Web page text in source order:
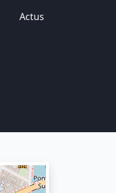
Actus